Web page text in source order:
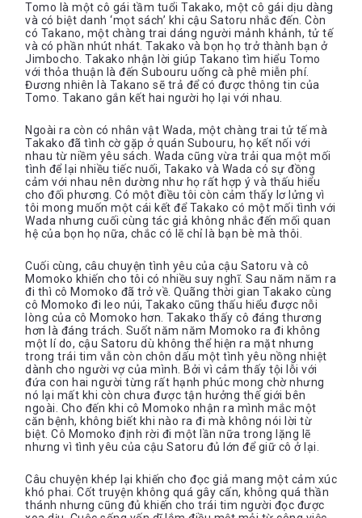
Tomo là một cô gái tầm tuổi Takako, một cô gái dịu dàng
và có biệt danh ‘mọt sách’ khi cậu Satoru nhắc đến. Còn
có Takano, một chàng trai dáng người mảnh khảnh, tử tế
và có phần nhút nhát. Takako và bọn họ trở thành bạn ở
Jimbocho. Takako nhận lời giúp Takano tìm hiểu Tomo
với thỏa thuận là đến Subouru uống cà phê miễn phí.
Đương nhiên là Takano sẽ trả để có được thông tin của
Tomo. Takano gắn kết hai người họ lại với nhau.
Ngoài ra còn có nhân vật Wada, một chàng trai tử tế mà
Takako đã tình cờ gặp ở quán Subouru, họ kết nối với
nhau từ niềm yêu sách. Wada cũng vừa trải qua một mối
tình để lại nhiều tiếc nuối, Takako và Wada có sự đồng
cảm với nhau nên dường như họ rất hợp ý và thấu hiểu
cho đối phương. Có một điều tôi còn cảm thấy lơ lửng vì
tôi mong muốn một cái kết để Takako có một mối tình với
Wada nhưng cuối cùng tác giả không nhắc đến mối quan
hệ của bọn họ nữa, chắc có lẽ chỉ là bạn bè mà thôi.
Cuối cùng, câu chuyện tình yêu của cậu Satoru và cô
Momoko khiến cho tôi có nhiều suy nghĩ. Sau năm năm ra
đi thì cô Momoko đã trở về. Quãng thời gian Takako cùng
cô Momoko đi leo núi, Takako cũng thấu hiểu được nỗi
lòng của cô Momoko hơn. Takako thấy cô đáng thương
hơn là đáng trách. Suốt năm năm Momoko ra đi không
một lí do, cậu Satoru dù không thể hiện ra mặt nhưng
trong trái tim vẫn còn chôn dấu một tình yêu nồng nhiệt
dành cho người vợ của mình. Bởi vì cảm thấy tội lỗi với
đứa con hai người từng rất hạnh phúc mong chờ nhưng
nó lại mất khi còn chưa được tận hưởng thế giới bên
ngoài. Cho đến khi cô Momoko nhận ra mình mắc một
căn bệnh, không biết khi nào ra đi mà không nói lời từ
biệt. Cô Momoko định rời đi một lần nữa trong lặng lẽ
nhưng vì tình yêu của cậu Satoru đủ lớn để giữ cô ở lại.
Câu chuyện khép lại khiến cho đọc giả mang một cảm xúc
khó phai. Cốt truyện không quá gây cấn, không quá thần
thánh nhưng cũng đủ khiến cho trái tim người đọc được